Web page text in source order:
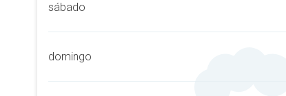
sábado
domingo